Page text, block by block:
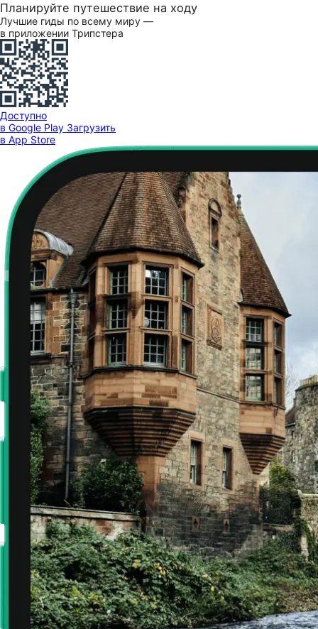
Планируйте путешествие на ходу
Лучшие гиды по всему миру —
в приложении Трипстера
Доступно
в Google Play Загрузить
в App Store